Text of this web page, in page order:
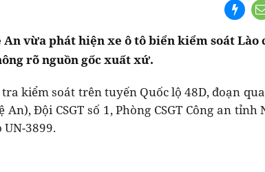
vừa phát hiện xe ô tô biển kiểm soát Lào
rõ nguồn gốc xuất xứ.
kiểm soát trên tuyến Quốc lộ 48D, đoạn
Đội CSGT số 1, Phòng CSGT Công an tỉnh
3899.